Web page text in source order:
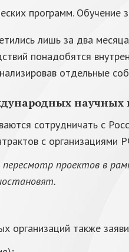
программ.
лишь за два
понадобятся
отдельные
научных
сотрудничать с
с организациями
проектов в
организаций также